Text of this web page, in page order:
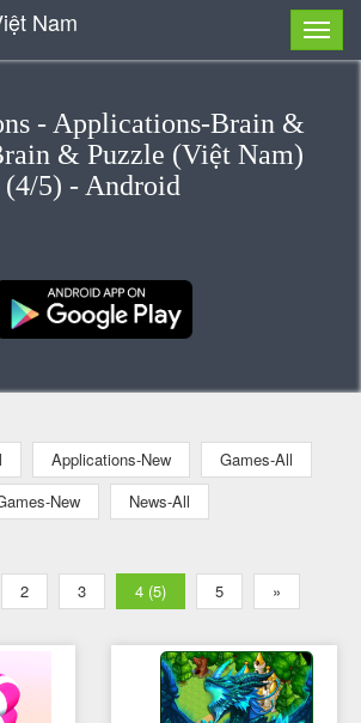
Nam
- Applications-Brain &
& Puzzle (Việt Nam)
(4/5) - Android
Applications-New
Games-All
New
News-All
2 3 4 (5) 5 »